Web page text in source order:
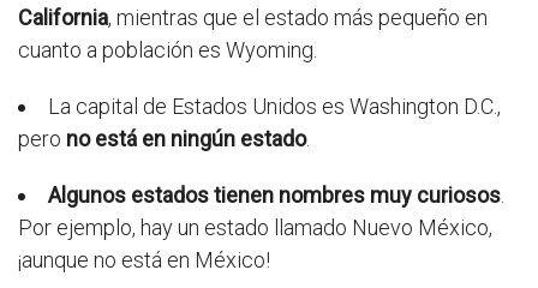
California, mientras que el estado más pequeño en
cuanto a población es Wyoming.
La capital de Estados Unidos es Washington D.C.,
pero no está en ningún estado.
Algunos estados tienen nombres muy curiosos.
Por ejemplo, hay un estado llamado Nuevo México,
¡aunque no está en México!